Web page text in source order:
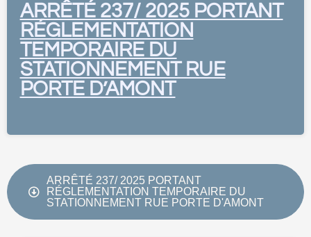
ARRÊTÉ 237/ 2025 PORTANT
RÉGLEMENTATION
TEMPORAIRE DU
STATIONNEMENT RUE
PORTE D’AMONT
ARRÊTÉ 237/ 2025 PORTANT
RÉGLEMENTATION TEMPORAIRE DU
STATIONNEMENT RUE PORTE D'AMONT